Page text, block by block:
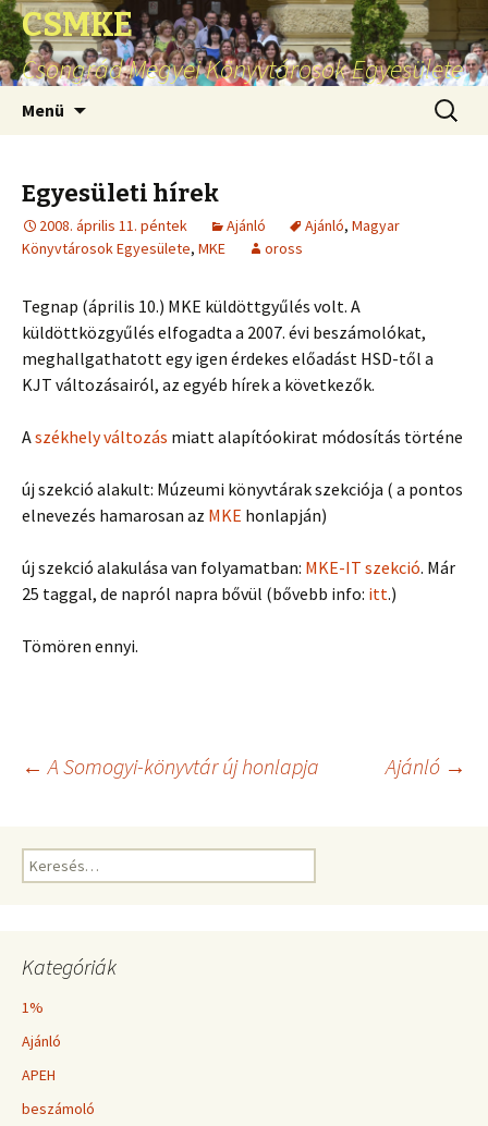
CSMKE
Csongrád Megyei Könyvtárosok Egyesülete
Menü
Egyesületi hírek
2008. április 11. péntek Ajánló Ajánló, Magyar
Könyvtárosok Egyesülete, MKE oross
Tegnap (április 10.) MKE küldöttgyűlés volt. A
küldöttközgyűlés elfogadta a 2007. évi beszámolókat,
meghallgathatott egy igen érdekes előadást HSD-től a
KJT változásairól, az egyéb hírek a következők.
Aszékhely változás miatt alapítóokirat módosítás történe
új szekció alakult: Múzeumi könyvtárak szekciója ( a pontos
elnevezés hamarosan az MKE honlapján)
új szekció alakulása van folyamatban: MKE-IT szekció. Már
25 taggal, de napról napra bővül (bővebb info: itt.)
Tömören ennyi.
Bejegyzés
navigáció
← A Somogyi-könyvtár új honlapja Ajánló →
Keresés:
Kategóriák
1%
Ajánló
APEH
beszámoló